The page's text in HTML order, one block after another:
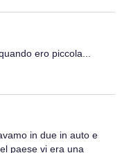
ero piccola...
in due in auto e
paese vi era una